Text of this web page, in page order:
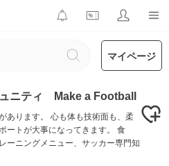
マイページ
ニティ Make a Football
あります。 心も体も技術面も、柔
ートが大事になってきます。 食
ーニングメニュー、サッカー専門知